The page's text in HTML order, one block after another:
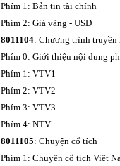
Phím 1: Bản tin tài chính
Phím 2: Giá vàng - USD
8011104: Chư­ơng trình truyền
Phím 0: Giới thiệu nội dung
Phím 1: VTV1
Phím 2: VTV2
Phím 3: VTV3
Phím 4: NTV
8011105: Chuyện cổ tích
Phím 1: Chuyện cổ tích Việt